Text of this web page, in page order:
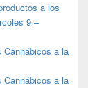
a los
9 –
Cannábicos a la
Cannábicos a la